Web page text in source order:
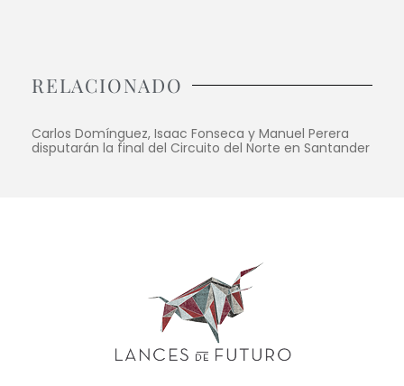
RELACIONADO
Carlos Domínguez, Isaac Fonseca y Manuel Perera
disputarán la final del Circuito del Norte en Santander